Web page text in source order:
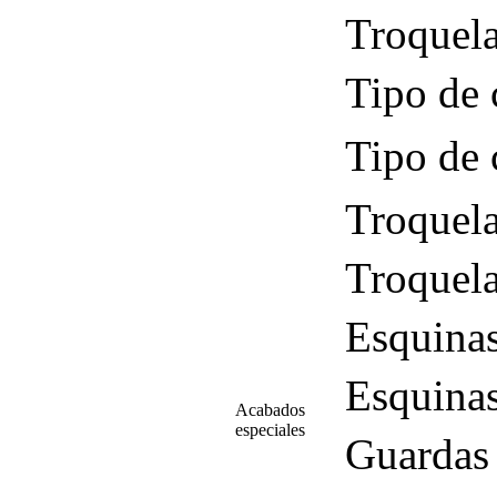
Acabados
especiales
Tipo de
Tipo de
Guardas